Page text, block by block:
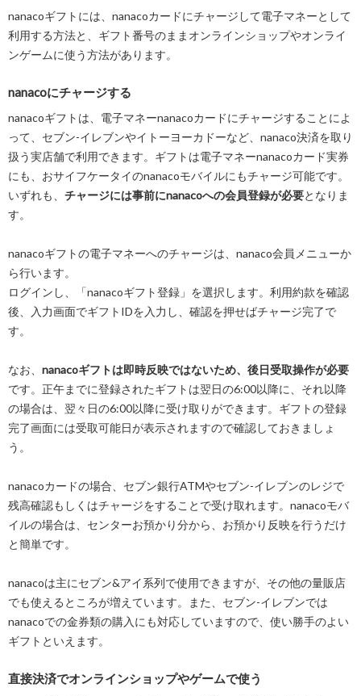
nanacoギフトには、nanacoカードにチャージして電子マネーとして
利用する方法と、ギフト番号のままオンラインショップやオンライ
ンゲームに使う方法があります。
nanacoにチャージする
nanacoギフトは、電子マネーnanacoカードにチャージすることによ
って、セブン-イレブンやイトーヨーカドーなど、nanaco決済を取り
扱う実店舗で利用できます。ギフトは電子マネーnanacoカード実券
にも、おサイフケータイのnanacoモバイルにもチャージ可能です。
いずれも、 チャージには事前にnanacoへの会員登録が必要となりま
す。
nanacoギフトの電子マネーへのチャージは、nanaco会員メニューか
ら行います。
ログインし、「nanacoギフト登録」を選択します。利用約款を確認
後、入力画面でギフトIDを入力し、確認を押せばチャージ完了で
す。
なお、 nanacoギフトは即時反映ではないため、後日受取操作が必要
です。正午までに登録されたギフトは翌日の6:00以降に、それ以降
の場合は、翌々日の6:00以降に受け取りができます。ギフトの登録
完了画面には受取可能日が表示されますので確認しておきましょ
う。
nanacoカードの場合、セブン銀行ATMやセブン-イレブンのレジで
残高確認もしくはチャージをすることで受け取れます。nanacoモバ
イルの場合は、センターお預かり分から、お預かり反映を行うだけ
と簡単です。
nanacoは主にセブン&アイ系列で使用できますが、その他の量販店
でも使えるところが増えています。また、セブン-イレブンでは
nanacoでの金券類の購入にも対応していますので、使い勝手のよい
ギフトといえます。
直接決済でオンラインショップやゲームで使う